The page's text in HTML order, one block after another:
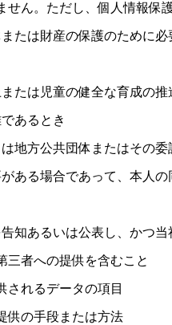
せん。ただし、個人情報保
たは財産の保護のために
たは児童の健全な育成の
あるとき
地方公共団体またはその
ある場合であって、本人
知あるいは公表し、かつ
三者への提供を含むこと
されるデータの項目
供の手段または方法